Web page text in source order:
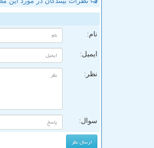
نام:
ایمیل:
نظر:
سوال: